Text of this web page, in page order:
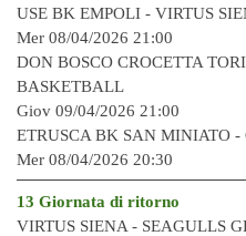
USE BK EMPOLI - VIRTUS
Mer 08/04/2026 21:00
DON BOSCO CROCETTA
BASKETBALL
Giov 09/04/2026 21:00
ETRUSCA BK SAN MINIATO -
Mer 08/04/2026 20:30
13 Giornata di ritorno
VIRTUS SIENA - SEAGULLS